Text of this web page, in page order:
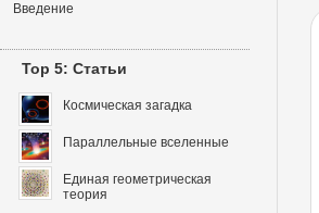
Введение
Top 5: Статьи
Космическая загадка
Параллельные вселенные
Единая геометрическая
теория